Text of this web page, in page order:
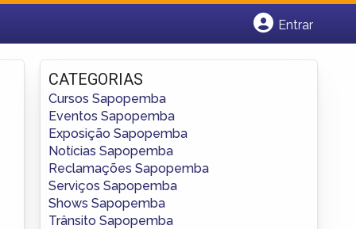
Entrar
Fazer login
Criar conta
CATEGORIAS
Cursos Sapopemba
Eventos Sapopemba
Exposição Sapopemba
Notícias Sapopemba
Reclamações Sapopemba
Serviços Sapopemba
Shows Sapopemba
Trânsito Sapopemba